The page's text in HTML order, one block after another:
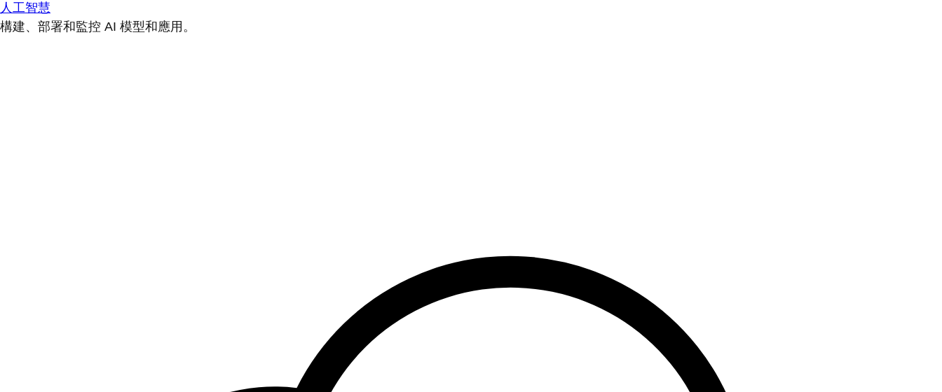
人工智慧
構建、部署和監控 AI 模型和應用。